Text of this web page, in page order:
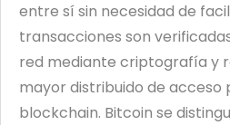
entre sí sin necesidad de
transacciones son
red mediante criptografía y
mayor distribuido de acceso
blockchain. Bitcoin se